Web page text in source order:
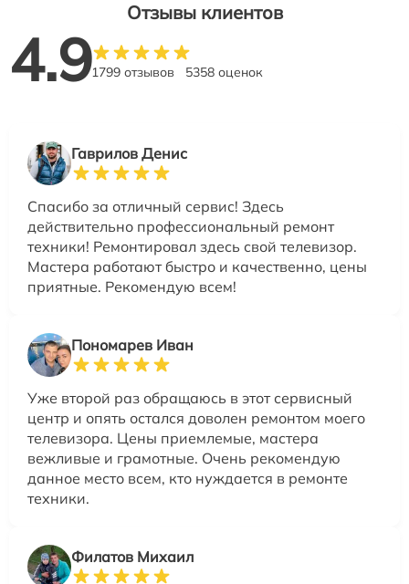
Отзывы клиентов
4.91799 отзывов 5358 оценок
Гаврилов Денис
Спасибо за отличный сервис! Здесь
действительно профессиональный ремонт
техники! Ремонтировал здесь свой телевизор.
Мастера работают быстро и качественно, цены
приятные. Рекомендую всем!
Пономарев Иван
Уже второй раз обращаюсь в этот сервисный
центр и опять остался доволен ремонтом моего
телевизора. Цены приемлемые, мастера
вежливые и грамотные. Очень рекомендую
данное место всем, кто нуждается в ремонте
техники.
Филатов Михаил